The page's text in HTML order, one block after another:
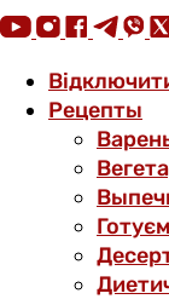
Рецепты